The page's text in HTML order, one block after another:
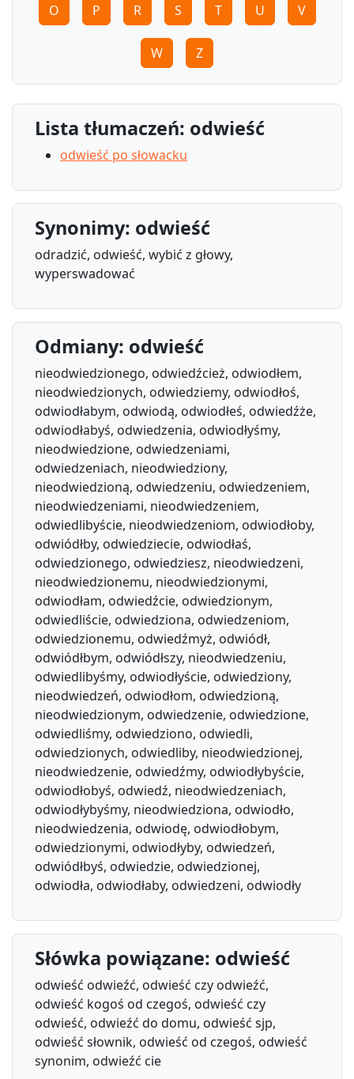
O P R S T U V
W Z
Lista tłumaczeń: odwieść
odwieść po słowacku
Synonimy: odwieść
odradzić, odwieść, wybić z głowy,
wyperswadować
Odmiany: odwieść
nieodwiedzionego, odwiedźcież, odwiodłem,
nieodwiedzionych, odwiedziemy, odwiodłoś,
odwiodłabym, odwiodą, odwiodłeś, odwiedźże,
odwiodłabyś, odwiedzenia, odwiodłyśmy,
nieodwiedzione, odwiedzeniami,
odwiedzeniach, nieodwiedziony,
nieodwiedzioną, odwiedzeniu, odwiedzeniem,
nieodwiedzeniami, nieodwiedzeniem,
odwiedlibyście, nieodwiedzeniom, odwiodłoby,
odwiódłby, odwiedziecie, odwiodłaś,
odwiedzionego, odwiedziesz, nieodwiedzeni,
nieodwiedzionemu, nieodwiedzionymi,
odwiodłam, odwiedźcie, odwiedzionym,
odwiedliście, odwiedziona, odwiedzeniom,
odwiedzionemu, odwiedźmyż, odwiódł,
odwiódłbym, odwiódłszy, nieodwiedzeniu,
odwiedlibyśmy, odwiodłyście, odwiedziony,
nieodwiedzeń, odwiodłom, odwiedzioną,
nieodwiedzionym, odwiedzenie, odwiedzione,
odwiedliśmy, odwiedziono, odwiedli,
odwiedzionych, odwiedliby, nieodwiedzionej,
nieodwiedzenie, odwiedźmy, odwiodłybyście,
odwiodłobyś, odwiedź, nieodwiedzeniach,
odwiodłybyśmy, nieodwiedziona, odwiodło,
nieodwiedzenia, odwiodę, odwiodłobym,
odwiedzionymi, odwiodłyby, odwiedzeń,
odwiódłbyś, odwiedzie, odwiedzionej,
odwiodła, odwiodłaby, odwiedzeni, odwiodły
Słówka powiązane: odwieść
odwieść odwieźć, odwieść czy odwieźć,
odwieść kogoś od czegoś, odwieść czy
odwieść, odwieźć do domu, odwieść sjp,
odwieść słownik, odwieść od czegoś, odwieść
synonim, odwieźć cie